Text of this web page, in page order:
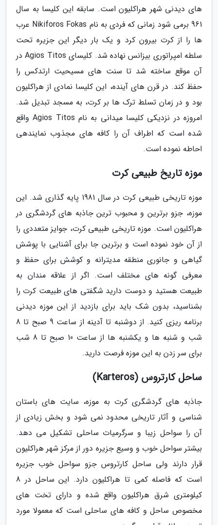
های دیدنی شهر هراکلیون است. سابقه این کلیسا به سال
961 برمی شود زمانی که فردی به نام Nikiforos Fokas عرب
ها را از کرت بیرون کرد و یک بار دیگر این جزیره تحت
سلطه امپراتوری بیزانس نهاده شد. کلیسای Agios Titos در
آن موقع ساخته شد تا سنت های مسیحیت ارتدکس را
حفظ کند. در قرن های آینده، این کلیسا نمادی از هراکلیون
بود و در زمان تسلط ترک ها بر کرت، به مسجد تبدیل شد.
امروزه در نزدیکی کلیسا میدانی به نام Agios Titos واقع
شده است که اطراف آن را کافه های مجذوب نمایندهی
احاطه نموده است.
موزه تاریخ طبیعی کرت
موزه تاریخی طبیعی کرت در سال 1981 پایه گذاری شد. این
موزه، جزو برترین و محبوب ترین جاذبه های گردشگری در
هراکلیون است. موزه تاریخی طبیعی کرت، جوایز متعددی را
از آن خود نموده است و برترین جا برای آشنایی با پوشش
گیاهی و جانوری منطقه مدیترانه و کوشش برای حفظ و
معرفی گونه های مختلف است. اگر از علاقه مندان به
طبیعت هستید و دوست دارید شگفتی های طبیعت کرت را
بشناسید، بدون شک باید برای بازدید از این موزه دیدنی
برنامه ریزی کنید. از دوشنبه تا آدینه از ساعت 9 صبح تا 8
شب و شنبه ها و یکشنبه ها از ساعت 10 صبح تا 8 شب
برای سر زدن به این موزه فرصت دارید.
ساحل کارتروس (Karteros)
جاذبه های گردشگری کرت به موزه، سایت های باستان
شناسی و آثار تاریخی محدود نمی شود و بخش زیادی از
آن را سواحل زیبا و سرگرمیات ساحلی تشکیل می دهد.
بیشتر سواحل خوب و وسیع جزیره دور از مرکز شهر هراکلیون
قرار دارند ولی ساحل کارتروس جزو سواحل خوب جزیره
است که فاصله کمی تا هراکلیون دارد. این ساحل در 8
کیلومتری شرق هراکلیون واقع شده و دارای تخت های
مخصوص ساحل و کافه های ساحلی است که معمولا مورد